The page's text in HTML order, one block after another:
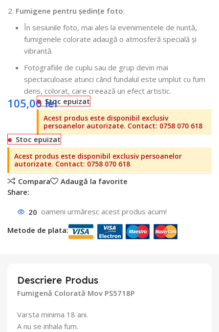
Fumigene pentru ședințe foto:
În sesiunile foto, mai ales la evenimentele de nuntă,
fumigenele colorate adaugă o atmosferă specială și
vibrantă.
Fotografiile de cuplu sau de grup devin mai
spectaculoase atunci când fundalul este umplut cu fum
dens, colorat, care creează un efect artistic.
105,00lei
Stoc epuizat
Stoc epuizat
Compara
Adaugă la favorite
Share:
20 oameni urmăresc acest produs acum!
Metode de plata:
Descriere Produs
Fumigenă Colorată Mov PS5718P
Varsta minima 18 ani.
A nu se inhala fum.